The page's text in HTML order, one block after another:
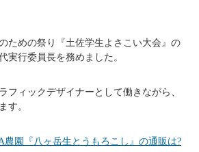
ための祭り『土佐学生よさこい大会』の
実行委員長を務めました。
フィックデザイナーとして働きながら、
す。
農園『八ヶ岳生とうもろこし』の通販は?